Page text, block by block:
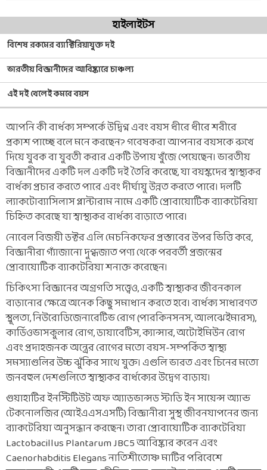
হাইলাইটস
বিশেষ রকমের ব্যাক্টিরিয়াযুক্ত দই
ভারতীয় বিজ্ঞানীদের আবিষ্কারে চাঞ্চল্য
এই দই খেলেই কমবে বয়স
আপনি কী বার্ধক্য সম্পর্কে উদ্বিগ্ন এবং বয়স ধীরে ধীরে শরীরে
প্রকাশ পাচ্ছে বলে মনে করছেন? গবেষকরা আপনার বয়সকে রুখে
দিয়ে যুবক বা যুবতী করার একটি উপায় খুঁজে পেয়েছেন। ভারতীয়
বিজ্ঞানীদের একটি দল একটি দই তৈরি করেছে, যা বয়স্কদের স্বাস্থ্যকর
বার্ধক্য প্রচার করতে পারে এবং দীর্ঘায়ু উন্নত করতে পারে। দলটি
ল্যাকটোব্যাসিলাস প্লান্টারাম নামে একটি প্রোবায়োটিক ব্যাকটেরিয়া
চিহ্নিত করেছে যা স্বাস্থ্যকর বার্ধক্য বাড়াতে পারে।
নোবেল বিজয়ী ডক্টর এলি মেচনিকফের প্রস্তাবের উপর ভিত্তি করে,
বিজ্ঞানীরা গ্যাঁজানো দুগ্ধজাত পণ্য থেকে পরবর্তী প্রজন্মের
প্রোবায়োটিক ব্যাকটেরিয়া শনাক্ত করেছেন।
চিকিৎসা বিজ্ঞানের অগ্রগতি সত্ত্বেও, একটি স্বাস্থ্যকর জীবনকাল
বাড়ানোর ক্ষেত্রে অনেক কিছু সমাধান করতে হবে। বার্ধক্য সাধারণত
স্থূলতা, নিউরোডিজেনারেটিভ রোগ (পারকিনসনস, আলঝেইমারস),
কার্ডিওভাসকুলার রোগ, ডায়াবেটিস, ক্যান্সার, অটোইমিউন রোগ
এবং প্রদাহজনক অন্ত্রের রোগের মতো বয়স-সম্পর্কিত স্বাস্থ্য
সমস্যাগুলির উচ্চ ঝুঁকির সাথে যুক্ত। এগুলি ভারত এবং চিনের মতো
জনবহুল দেশগুলিতে স্বাস্থ্যকর বার্ধক্যের উদ্বেগ বাড়ায়।
গুয়াহাটির ইনস্টিটিউট অফ অ্যাডভান্সড স্টাডি ইন সায়েন্স অ্যান্ড
টেকনোলজির (আইএএসএসটি) বিজ্ঞানীরা সুস্থ জীবনযাপনের জন্য
ব্যাকটেরিয়া অনুসন্ধান করছেন। তারা প্রোবায়োটিক ব্যাকটেরিয়া
Lactobacillus Plantarum JBC5 আবিষ্কার করেন এবং
Caenorhabditis Elegans নাতিশীতোষ্ণ মাটির পরিবেশে